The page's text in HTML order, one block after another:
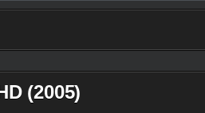
(2005)